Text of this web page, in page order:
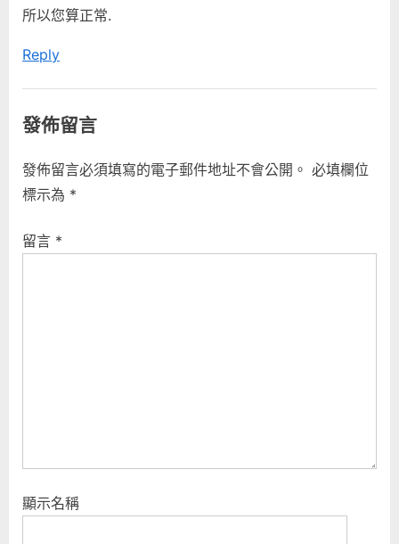
所以您算正常.
Reply
發佈留言
發佈留言必須填寫的電子郵件地址不會公開。 必填欄位
標示為 *
留言 *
顯示名稱